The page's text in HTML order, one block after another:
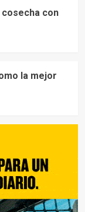
con
la mejor